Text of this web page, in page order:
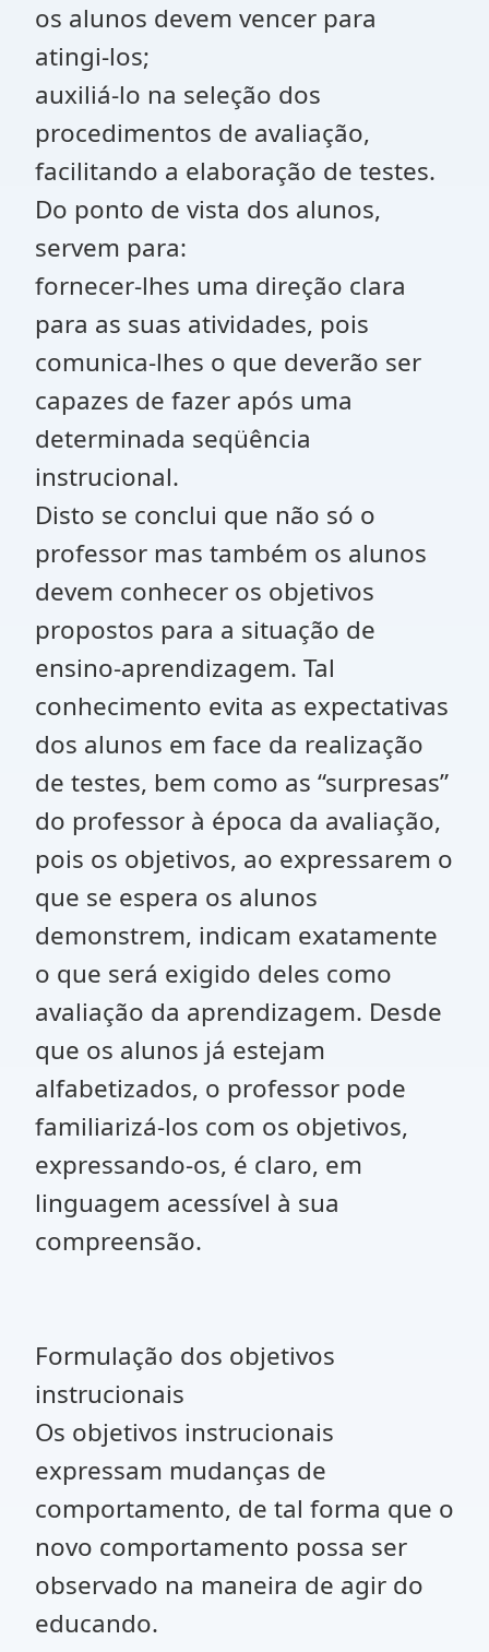
os alunos devem vencer para
atingi-los;
auxiliá-lo na seleção dos
procedimentos de avaliação,
facilitando a elaboração de testes.
Do ponto de vista dos alunos,
servem para:
fornecer-lhes uma direção clara
para as suas atividades, pois
comunica-lhes o que deverão ser
capazes de fazer após uma
determinada seqüência
instrucional.
Disto se conclui que não só o
professor mas também os alunos
devem conhecer os objetivos
propostos para a situação de
ensino-aprendizagem. Tal
conhecimento evita as expectativas
dos alunos em face da realização
de testes, bem como as “surpresas”
do professor à época da avaliação,
pois os objetivos, ao expressarem o
que se espera os alunos
demonstrem, indicam exatamente
o que será exigido deles como
avaliação da aprendizagem. Desde
que os alunos já estejam
alfabetizados, o professor pode
familiarizá-los com os objetivos,
expressando-os, é claro, em
linguagem acessível à sua
compreensão.
Formulação dos objetivos
instrucionais
Os objetivos instrucionais
expressam mudanças de
comportamento, de tal forma que o
novo comportamento possa ser
observado na maneira de agir do
educando.